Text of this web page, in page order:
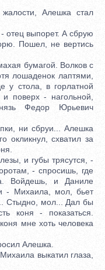
Алешка стал
выпорет. А сбрую
Пошел, не вертись
бумагой. Волков с
лошаденок лаптями,
у стола, в горлатной
поверх - нагольной,
Федор Юрьевич
ни сбруи... Алешка
окликнул, схватил за
и губы трясутся, -
- спросишь, где
Войдешь, и Даниле
- Михаила, мол, бьет
Стыдно, мол... Дал бы
коня - показаться.
мне хоть человека
Алешка.
выкатил глаза,